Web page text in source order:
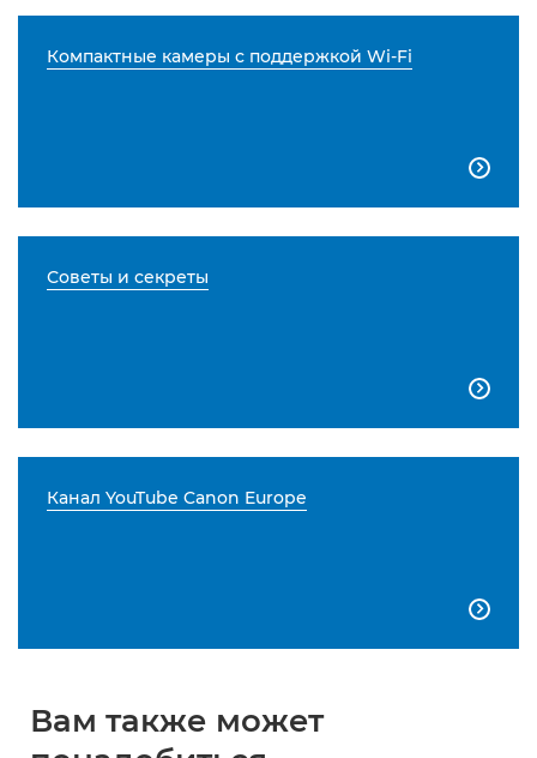
Компактные камеры с поддержкой Wi-Fi

Советы и секреты

Канал YouTube Canon Europe

Вам также может